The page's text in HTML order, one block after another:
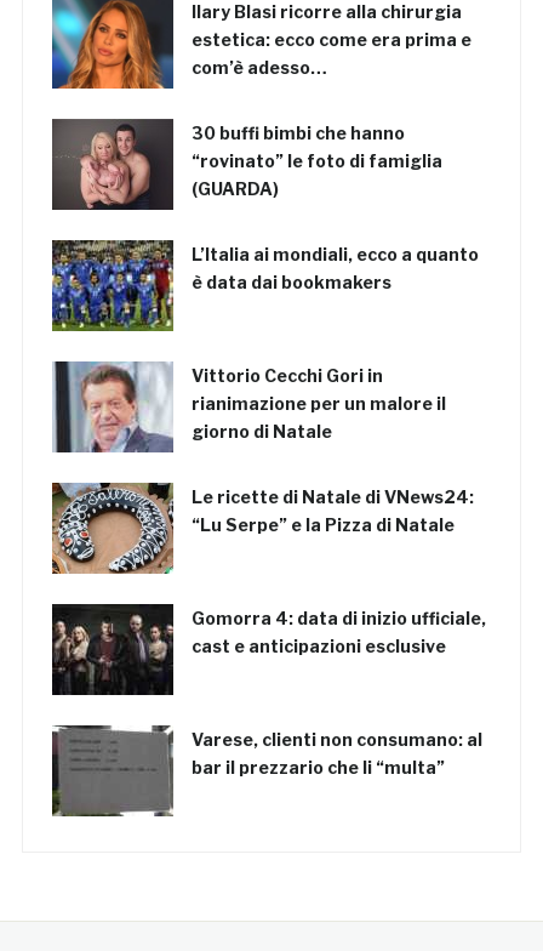
Ilary Blasi ricorre alla chirurgia
estetica: ecco come era prima e
com’è adesso…
30 buffi bimbi che hanno
“rovinato” le foto di famiglia
(GUARDA)
L’Italia ai mondiali, ecco a quanto
è data dai bookmakers
Vittorio Cecchi Gori in
rianimazione per un malore il
giorno di Natale
Le ricette di Natale di VNews24:
“Lu Serpe” e la Pizza di Natale
Gomorra 4: data di inizio ufficiale,
cast e anticipazioni esclusive
Varese, clienti non consumano: al
bar il prezzario che li “multa”